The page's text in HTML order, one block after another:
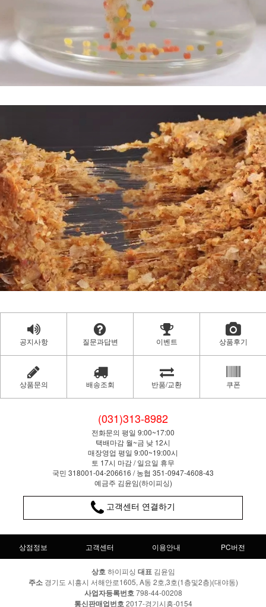
공지사항 질문과답변 이벤트 상품후기
상품문의 배송조회 반품/교환 쿠폰
(031)313-8982
전화문의 평일 9:00~17:00
택배마감 월~금 낮 12시
매장영업 평일 9:00~19:00시
토 17시 마감 / 일요일 휴무
국민 318001-04-206616 / 농협 351-0947-4608-43
예금주 김윤임(하이피싱)
고객센터 연결하기
상점정보 고객센터 이용안내 PC버전
상호 하이피싱 대표 김윤임
주소경기도 시흥시 서해안로1605, A동 2호,3호(1층및2층)(대야동)
사업자등록번호 798-44-00208
통신판매업번호 2017-경기시흥-0154